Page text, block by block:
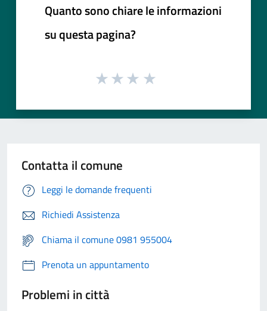
Quanto sono chiare le informazioni
su questa pagina?
Contatta il comune
Leggi le domande frequenti
Richiedi Assistenza
Chiama il comune 0981 955004
Prenota un appuntamento
Problemi in città